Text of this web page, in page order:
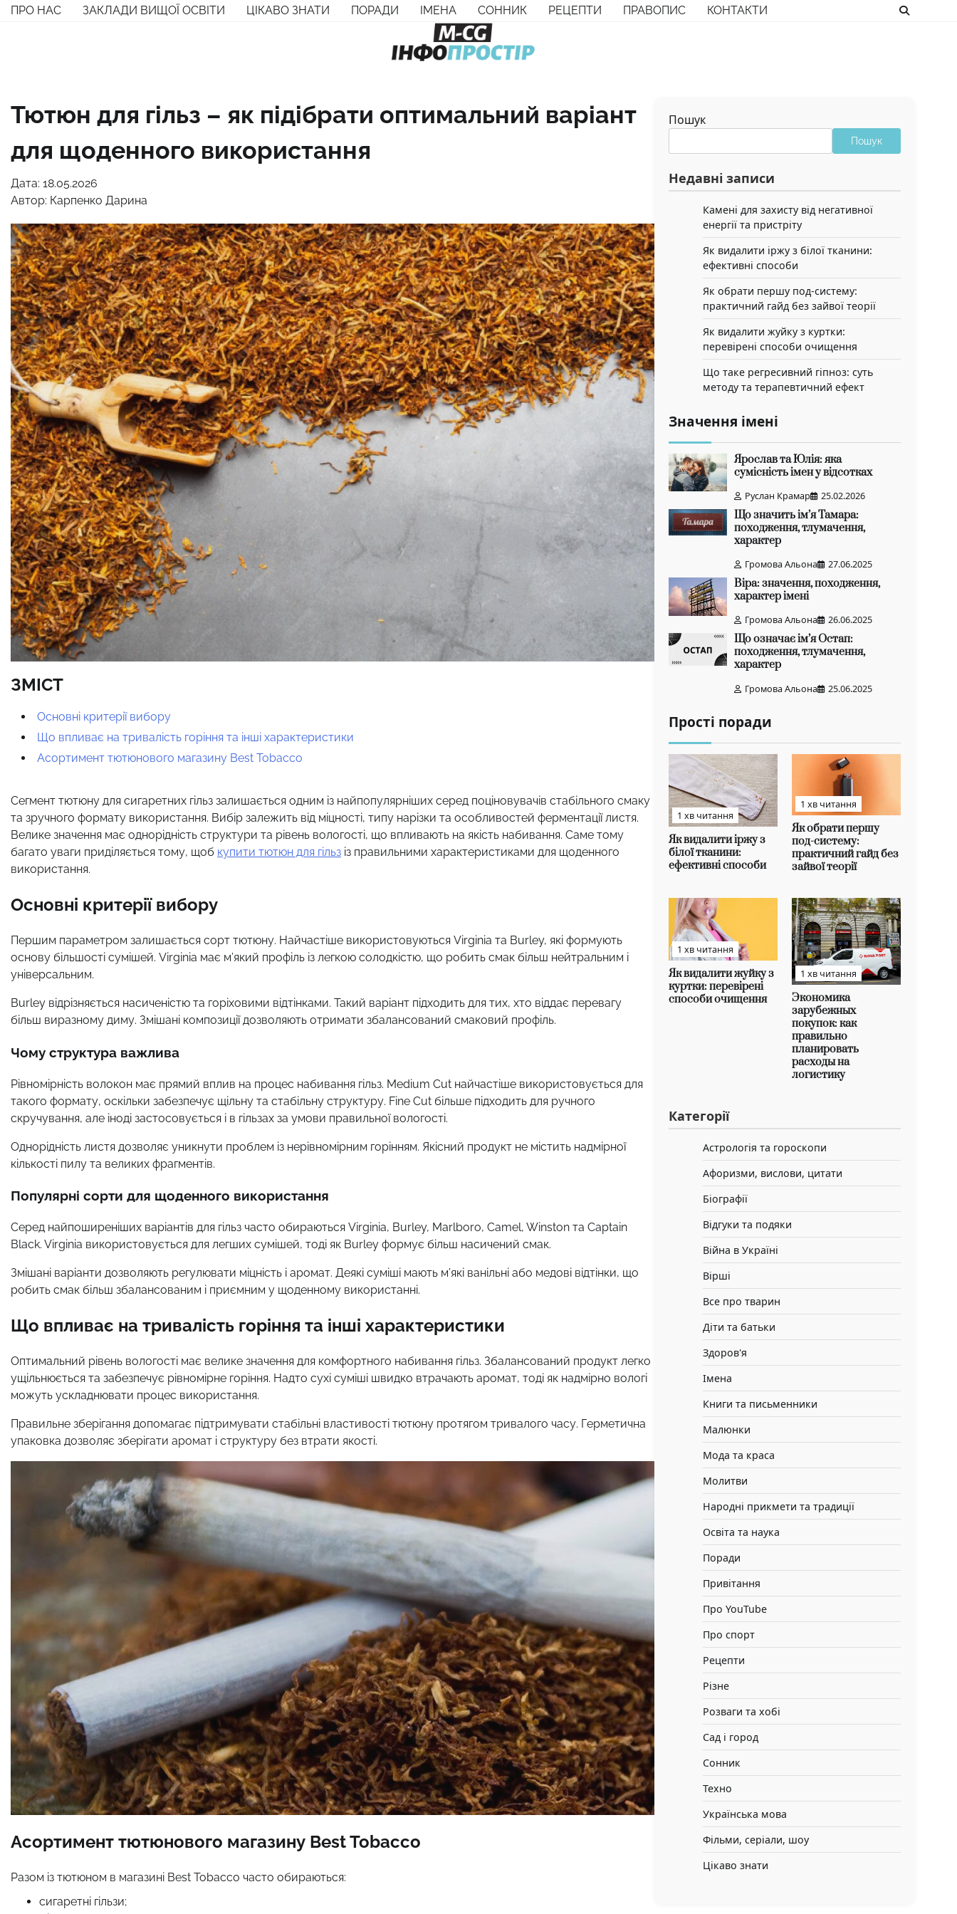
Перейти
ПРО НАС ЗАКЛАДИ ВИЩОЇ ОСВІТИ ЦІКАВО ЗНАТИ ПОРАДИ ІМЕНА СОННИК РЕЦЕПТИ ПРАВОПИС КОНТАКТИ
Тютюн для гільз – як підібрати оптимальний варіант
для щоденного використання
Дата: 18.05.2026
Автор: Карпенко Дарина
ЗМІСТ
Основні критерії вибору
Що впливає на тривалість горіння та інші характеристики
Асортимент тютюнового магазину Best Tobacco
Сегмент тютюну для сигаретних гільз залишається одним із найпопулярніших серед поціновувачів стабільного смаку
та зручного формату використання. Вибір залежить від міцності, типу нарізки та особливостей ферментації листя.
Велике значення має однорідність структури та рівень вологості, що впливають на якість набивання. Саме тому
багато уваги приділяється тому, щоб купити тютюн для гільз із правильними характеристиками для щоденного
використання.
Основні критерії вибору
Першим параметром залишається сорт тютюну. Найчастіше використовуються Virginia та Burley, які формують
основу більшості сумішей. Virginia має м’який профіль із легкою солодкістю, що робить смак більш нейтральним і
універсальним.
Burley відрізняється насиченістю та горіховими відтінками. Такий варіант підходить для тих, хто віддає перевагу
більш виразному диму. Змішані композиції дозволяють отримати збалансований смаковий профіль.
Чому структура важлива
Рівномірність волокон має прямий вплив на процес набивання гільз. Medium Cut найчастіше використовується для
такого формату, оскільки забезпечує щільну та стабільну структуру. Fine Cut більше підходить для ручного
скручування, але іноді застосовується і в гільзах за умови правильної вологості.
Однорідність листя дозволяє уникнути проблем із нерівномірним горінням. Якісний продукт не містить надмірної
кількості пилу та великих фрагментів.
Популярні сорти для щоденного використання
Серед найпоширеніших варіантів для гільз часто обираються Virginia, Burley, Marlboro, Camel, Winston та Captain
Black. Virginia використовується для легших сумішей, тоді як Burley формує більш насичений смак.
Змішані варіанти дозволяють регулювати міцність і аромат. Деякі суміші мають м’які ванільні або медові відтінки, що
робить смак більш збалансованим і приємним у щоденному використанні.
Що впливає на тривалість горіння та інші характеристики
Оптимальний рівень вологості має велике значення для комфортного набивання гільз. Збалансований продукт легко
ущільнюється та забезпечує рівномірне горіння. Надто сухі суміші швидко втрачають аромат, тоді як надмірно вологі
можуть ускладнювати процес використання.
Правильне зберігання допомагає підтримувати стабільні властивості тютюну протягом тривалого часу. Герметична
упаковка дозволяє зберігати аромат і структуру без втрати якості.
Асортимент тютюнового магазину Best Tobacco
Разом із тютюном в магазині Best Tobacco часто обираються:
сигаретні гільзи;
Пошук
Пошук
Недавні записи
Камені для захисту від негативної
енергії та пристріту
Як видалити іржу з білої тканини:
ефективні способи
Як обрати першу под-систему:
практичний гайд без зайвої теорії
Як видалити жуйку з куртки:
перевірені способи очищення
Що таке регресивний гіпноз: суть
методу та терапевтичний ефект
Значення імені
Ярослав та Юлія: яка
сумісність імен у відсотках
Руслан Крамар 25.02.2026
Що значить ім’я Тамара:
походження, тлумачення,
характер
Громова Альона 27.06.2025
Віра: значення, походження,
характер імені
Громова Альона 26.06.2025
Що означає ім’я Остап:
походження, тлумачення,
характер
Громова Альона 25.06.2025
Прості поради
1 хв читання
Як видалити іржу з
білої тканини:
ефективні способи
1 хв читання
Як обрати першу
под-систему:
практичний гайд без
зайвої теорії
1 хв читання
Як видалити жуйку з
куртки: перевірені
способи очищення
1 хв читання
Экономика
зарубежных
покупок: как
правильно
планировать
расходы на
логистику
Категорії
Астрологія та гороскопи
Афоризми, вислови, цитати
Біографії
Відгуки та подяки
Війна в Україні
Вірші
Все про тварин
Діти та батьки
Здоров'я
Імена
Книги та письменники
Малюнки
Мода та краса
Молитви
Народні прикмети та традиції
Освіта та наука
Поради
Привітання
Про YouTube
Про спорт
Рецепти
Різне
Розваги та хобі
Сад і город
Сонник
Техно
Українська мова
Фільми, серіали, шоу
Цікаво знати